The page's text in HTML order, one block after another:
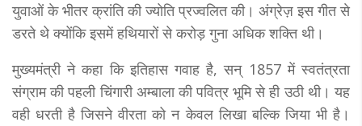
युवाओं के भीतर क्रांति की ज्योति प्रज्वलित की। अंग्रेज़ इस गीत से
डरते थे क्योंकि इसमें हथियारों से करोड़ गुना अधिक शक्ति थी।
मुख्यमंत्री ने कहा कि इतिहास गवाह है, सन् 1857 में स्वतंत्रता
संग्राम की पहली चिंगारी अम्बाला की पवित्र भूमि से ही उठी थी। यह
वही धरती है जिसने वीरता को न केवल लिखा बल्कि जिया भी है।